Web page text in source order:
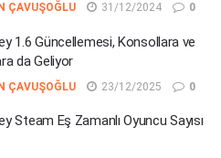
ÇAVUŞOĞLU 31/12/2024 0
1.6 Güncellemesi, Konsollara ve
da Geliyor
ÇAVUŞOĞLU 23/12/2025 0
Steam Eş Zamanlı Oyuncu Sayısı